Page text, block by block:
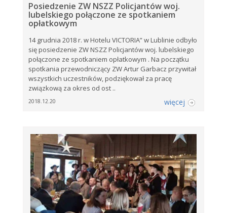
Posiedzenie ZW NSZZ Policjantów woj.
lubelskiego połączone ze spotkaniem
opłatkowym
14 grudnia 2018 r. w Hotelu VICTORIA” w Lublinie odbyło
się posiedzenie ZW NSZZ Policjantów woj. lubelskiego
połączone ze spotkaniem opłatkowym . Na początku
spotkania przewodniczący ZW Artur Garbacz przywitał
wszystkich uczestników, podziękował za pracę
związkową za okres od ost ..
2018.12.20 więcej